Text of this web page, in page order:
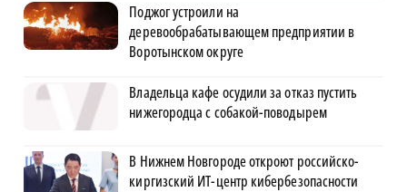
Поджог устроили на
деревообрабатывающем предприятии в
Воротынском округе
Владельца кафе осудили за отказ пустить
нижегородца с собакой-поводырем
В Нижнем Новгороде откроют российско-
киргизский ИТ-центр кибербезопасности